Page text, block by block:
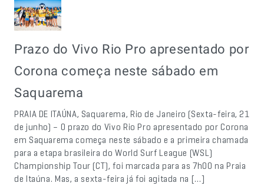
Prazo do Vivo Rio Pro apresentado por
Corona começa neste sábado em
Saquarema
PRAIA DE ITAÚNA, Saquarema, Rio de Janeiro (Sexta-feira, 21
de junho) – O prazo do Vivo Rio Pro apresentado por Corona
em Saquarema começa neste sábado e a primeira chamada
para a etapa brasileira do World Surf League (WSL)
Championship Tour (CT), foi marcada para as 7h00 na Praia
de Itaúna. Mas, a sexta-feira já foi agitada na […]